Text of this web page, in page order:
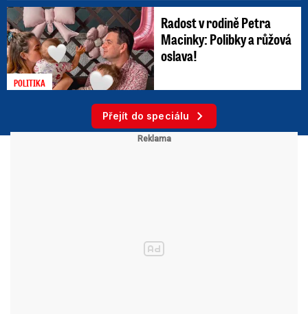
POLITIKA
Radost v rodině Petra
Macinky: Polibky a růžová
oslava!
Přejít do speciálu